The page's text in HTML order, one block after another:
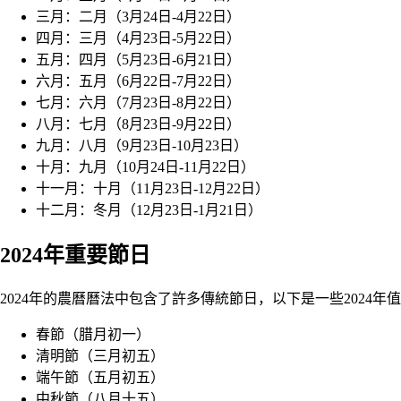
三月：二月（3月24日-4月22日）
四月：三月（4月23日-5月22日）
五月：四月（5月23日-6月21日）
六月：五月（6月22日-7月22日）
七月：六月（7月23日-8月22日）
八月：七月（8月23日-9月22日）
九月：八月（9月23日-10月23日）
十月：九月（10月24日-11月22日）
十一月：十月（11月23日-12月22日）
十二月：冬月（12月23日-1月21日）
2024年重要節日
2024年的農曆曆法中包含了許多傳統節日，以下是一些2024年
春節（腊月初一）
清明節（三月初五）
端午節（五月初五）